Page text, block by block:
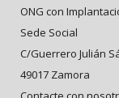
ONG con
Sede Social
C/Guerrero Julián
49017 Zamora